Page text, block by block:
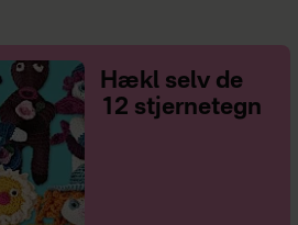
Hækl selv de
12 stjernetegn